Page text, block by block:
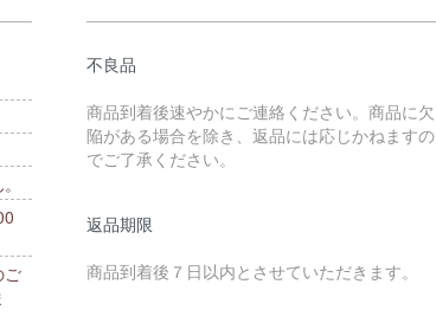
ご
不良品
商品到着後速やかにご連絡ください。商品に欠
陥がある場合を除き、返品には応じかねますの
でご了承ください。
返品期限
商品到着後７日以内とさせていただきます。